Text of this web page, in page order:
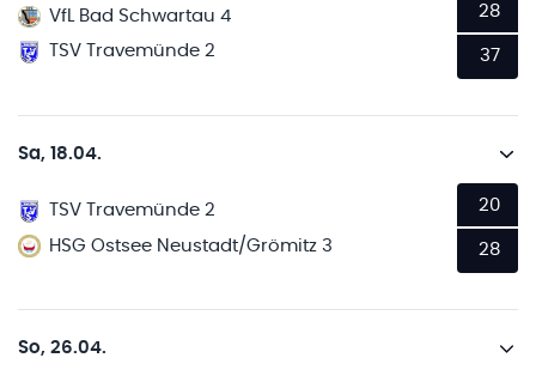
VfL Bad Schwartau 4
TSV Travemünde 2
28
37
Sa, 18.04.
TSV Travemünde 2
HSG Ostsee Neustadt/Grömitz 3
20
28
So, 26.04.